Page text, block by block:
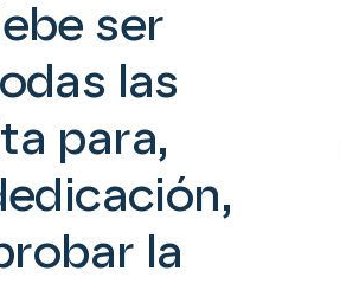
ser
las
para,
la